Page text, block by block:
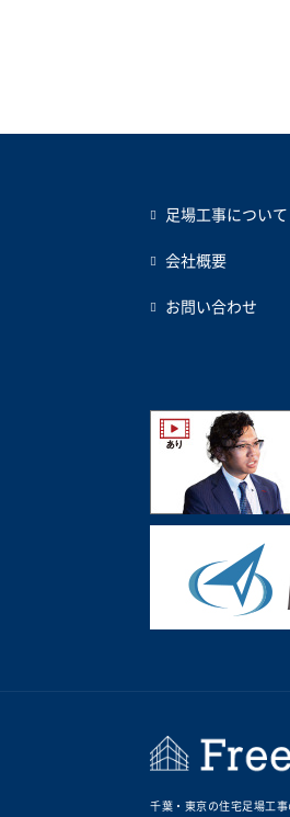
足場工事について
会社概要
お問い合わせ
千葉・東京の住宅足場工